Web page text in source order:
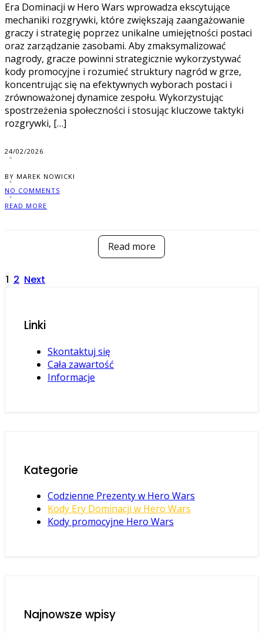
Era Dominacji w Hero Wars wprowadza ekscytujące
mechaniki rozgrywki, które zwiększają zaangażowanie
graczy i strategię poprzez unikalne umiejętności postaci
oraz zarządzanie zasobami. Aby zmaksymalizować
nagrody, gracze powinni strategicznie wykorzystywać
kody promocyjne i rozumieć struktury nagród w grze,
koncentrując się na efektywnych wyborach postaci i
zrównoważonej dynamice zespołu. Wykorzystując
spostrzeżenia społeczności i stosując kluczowe taktyki
rozgrywki, […]
24/02/2026
BY MAREK NOWICKI
NO COMMENTS
READ MORE
Read more
Posts
1 2 Next
Linki
Skontaktuj się
Cała zawartość
Informacje
Kategorie
Codzienne Prezenty w Hero Wars
Kody Ery Dominacji w Hero Wars
Kody promocyjne Hero Wars
Najnowsze wpisy